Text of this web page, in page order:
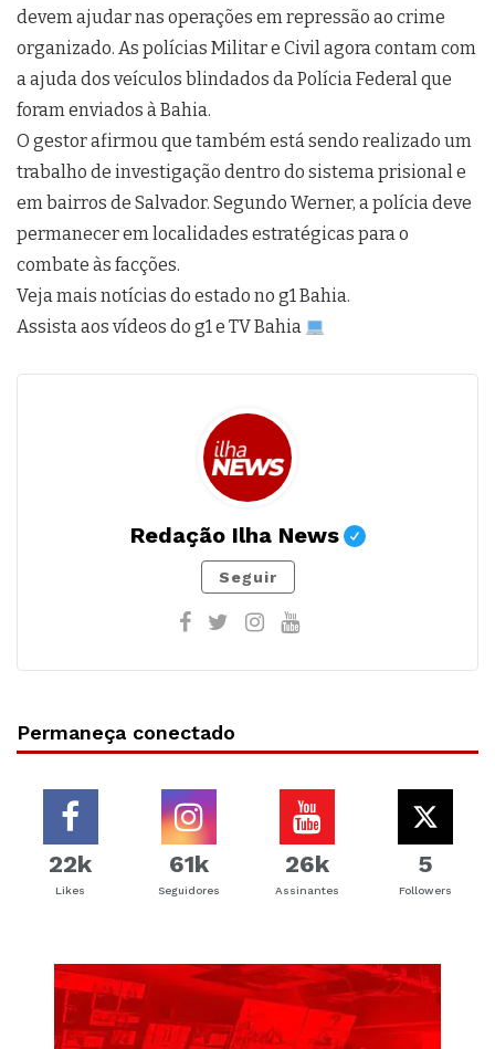
devem ajudar nas operações em repressão ao crime
organizado. As polícias Militar e Civil agora contam com
a ajuda dos veículos blindados da Polícia Federal que
foram enviados à Bahia.
O gestor afirmou que também está sendo realizado um
trabalho de investigação dentro do sistema prisional e
em bairros de Salvador. Segundo Werner, a polícia deve
permanecer em localidades estratégicas para o
combate às facções.
Veja mais notícias do estado no g1 Bahia.
Assista aos vídeos do g1 e TV Bahia
Redação Ilha News
Seguir
Permaneça conectado
22k
Likes
61k
Seguidores
26k
Assinantes
5
Followers